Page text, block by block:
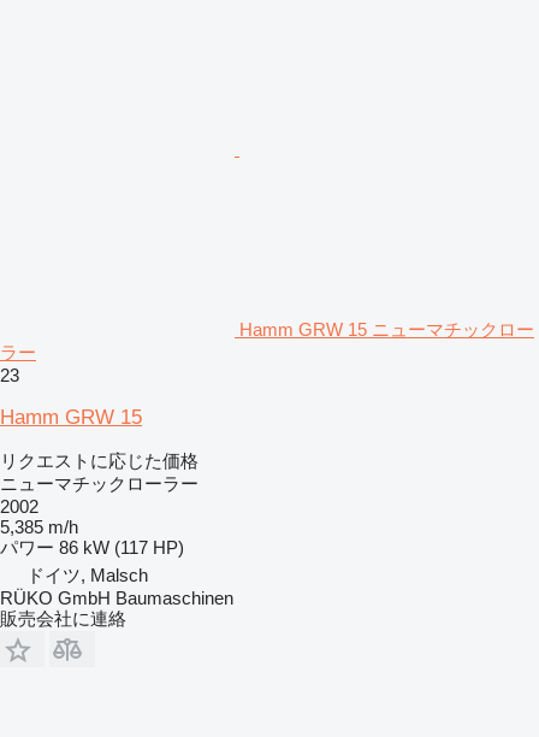
Hamm GRW 15 ニューマチックロー
ラー
23
Hamm GRW 15
リクエストに応じた価格
ニューマチックローラー
2002
5,385 m/h
パワー 86 kW (117 HP)
ドイツ, Malsch
RÜKO GmbH Baumaschinen
販売会社に連絡